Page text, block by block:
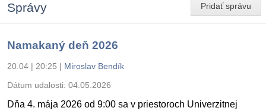
Pridať správu
Správy
Namakaný deň 2026
20.04 | 20:25 | Miroslav Bendík
Dátum udalosti: 04.05.2026
Dňa 4. mája 2026 od 9:00 sa v priestoroch Univerzitnej